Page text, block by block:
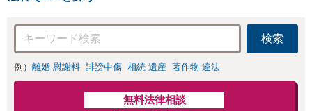
検索
例） 離婚 慰謝料 誹謗中傷 相続 遺産 著作物 違法
無料法律相談